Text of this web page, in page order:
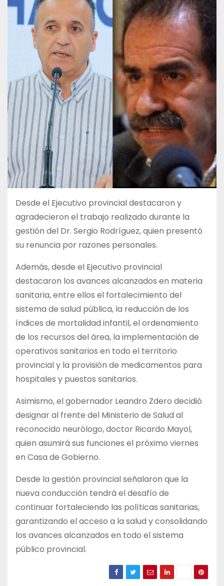
Desde el Ejecutivo provincial destacaron y
agradecieron el trabajo realizado durante la
gestión del Dr. Sergio Rodríguez, quien presentó
su renuncia por razones personales.
Además, desde el Ejecutivo provincial
destacaron los avances alcanzados en materia
sanitaria, entre ellos el fortalecimiento del
sistema de salud pública, la reducción de los
índices de mortalidad infantil, el ordenamiento
de los recursos del área, la implementación de
operativos sanitarios en todo el territorio
provincial y la provisión de medicamentos para
hospitales y puestos sanitarios.
Asimismo, el gobernador Leandro Zdero decidió
designar al frente del Ministerio de Salud al
reconocido neurólogo, doctor Ricardo Mayol,
quien asumirá sus funciones el próximo viernes
en Casa de Gobierno.
Desde la gestión provincial señalaron que la
nueva conducción tendrá el desafío de
continuar fortaleciendo las políticas sanitarias,
garantizando el acceso a la salud y consolidando
los avances alcanzados en todo el sistema
público provincial.